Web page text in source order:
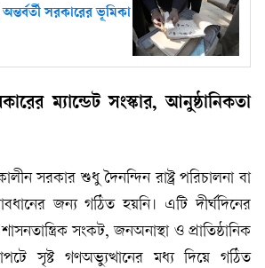
সরকারের ভূমিকা
ম্যান্ডেট সংস্কার, আনুষ্ঠানিকতা
সরকার শুধু দৈনন্দিন রাষ্ট্র পরিচালনা বা
জন্য গঠিত হয়নি। এটি দীর্ঘদিনের
সংকট, জনঅনাস্থা ও প্রাতিষ্ঠানিক
সৃষ্ট গণঅভ্যুত্থানের মধ্য দিয়ে গঠিত